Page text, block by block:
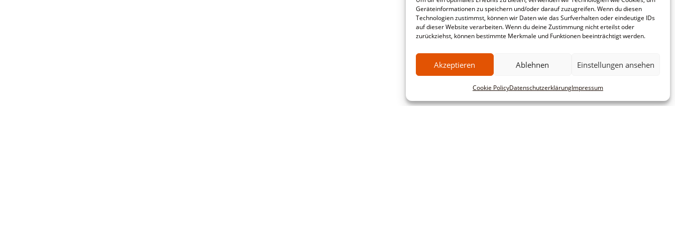
Geräteinformationen zu speichern und/oder darauf zuzugreifen. Wenn du diesen
Technologien zustimmst, können wir Daten wie das Surfverhalten oder eindeutige IDs
auf dieser Website verarbeiten. Wenn du deine Zustimmung nicht erteilst oder
zurückziehst, können bestimmte Merkmale und Funktionen beeinträchtigt werden.
Akzeptieren Ablehnen Einstellungen ansehen
Cookie PolicyDatenschutzerklärungImpressum